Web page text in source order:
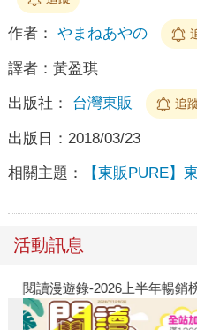
作者： やまねあやの
譯者： 黃盈琪
出版社： 台灣東販 追
出版日： 2018/03/23
相關主題： 【東販PURE】
活動訊息
閱讀漫遊錄-2026上半年暢銷榜